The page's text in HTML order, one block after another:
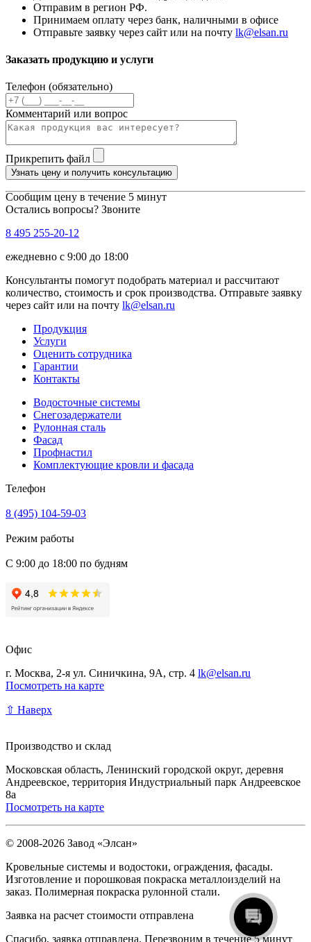
Отправим в регион РФ.
Принимаем оплату через банк, наличными в офисе
Отправьте заявку через сайт или на почту lk@elsan.ru
Заказать продукцию и услуги
Телефон (обязательно)
Комментарий или вопрос
Прикрепить файл
Узнать цену и получить консультацию
Сообщим цену в течение 5 минут
Остались вопросы? Звоните
8 495 255-20-12
ежедневно с 9:00 до 18:00
Консультанты помогут подобрать материал и рассчитают
количество, стоимость и срок производства. Отправьте заявку
через сайт или на почту lk@elsan.ru
Продукция
Услуги
Оценить сотрудника
Гарантии
Контакты
Водосточные системы
Снегозадержатели
Рулонная сталь
Фасад
Профнастил
Комплектующие кровли и фасада
Телефон
8 (495) 104-59-03
Режим работы
С 9:00 до 18:00 по будням
Офис
г. Москва, 2-я ул. Синичкина, 9А, стр. 4 lk@elsan.ru
Посмотреть на карте
⇧ Наверх
Производство и склад
Московская область, Ленинский городской округ, деревня
Андреевское, территория Индустриальный парк Андреевское
8а
Посмотреть на карте
© 2008-2026 Завод «Элсан»
Кровельные системы и водостоки, ограждения, фасады.
Изготовление и порошковая покраска металлоизделий на
заказ. Полимерная покраска рулонной стали.
Заявка на расчет стоимости отправлена
Спасибо, заявка отправлена. Перезвоним в течение 5 минут